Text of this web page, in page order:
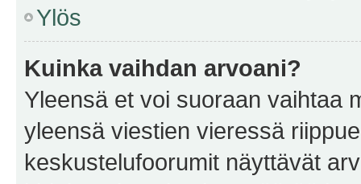
Ylös
Kuinka vaihdan arvoani?
Yleensä et voi suoraan vaihtaa
yleensä viestien vieressä
keskustelufoorumit näyttävät